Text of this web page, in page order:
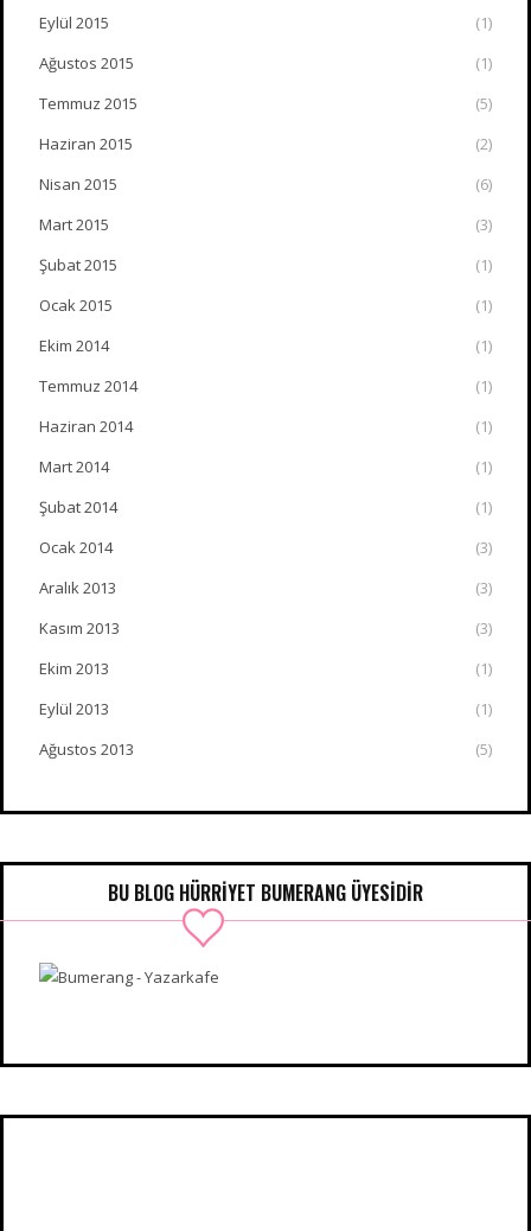
Eylül 2015
(1)
Ağustos 2015
(1)
Temmuz 2015
(5)
Haziran 2015
(2)
Nisan 2015
(6)
Mart 2015
(3)
Şubat 2015
(1)
Ocak 2015
(1)
Ekim 2014
(1)
Temmuz 2014
(1)
Haziran 2014
(1)
Mart 2014
(1)
Şubat 2014
(1)
Ocak 2014
(3)
Aralık 2013
(3)
Kasım 2013
(3)
Ekim 2013
(1)
Eylül 2013
(1)
Ağustos 2013
(5)
BU BLOG HÜRRIYET BUMERANG ÜYESIDIR